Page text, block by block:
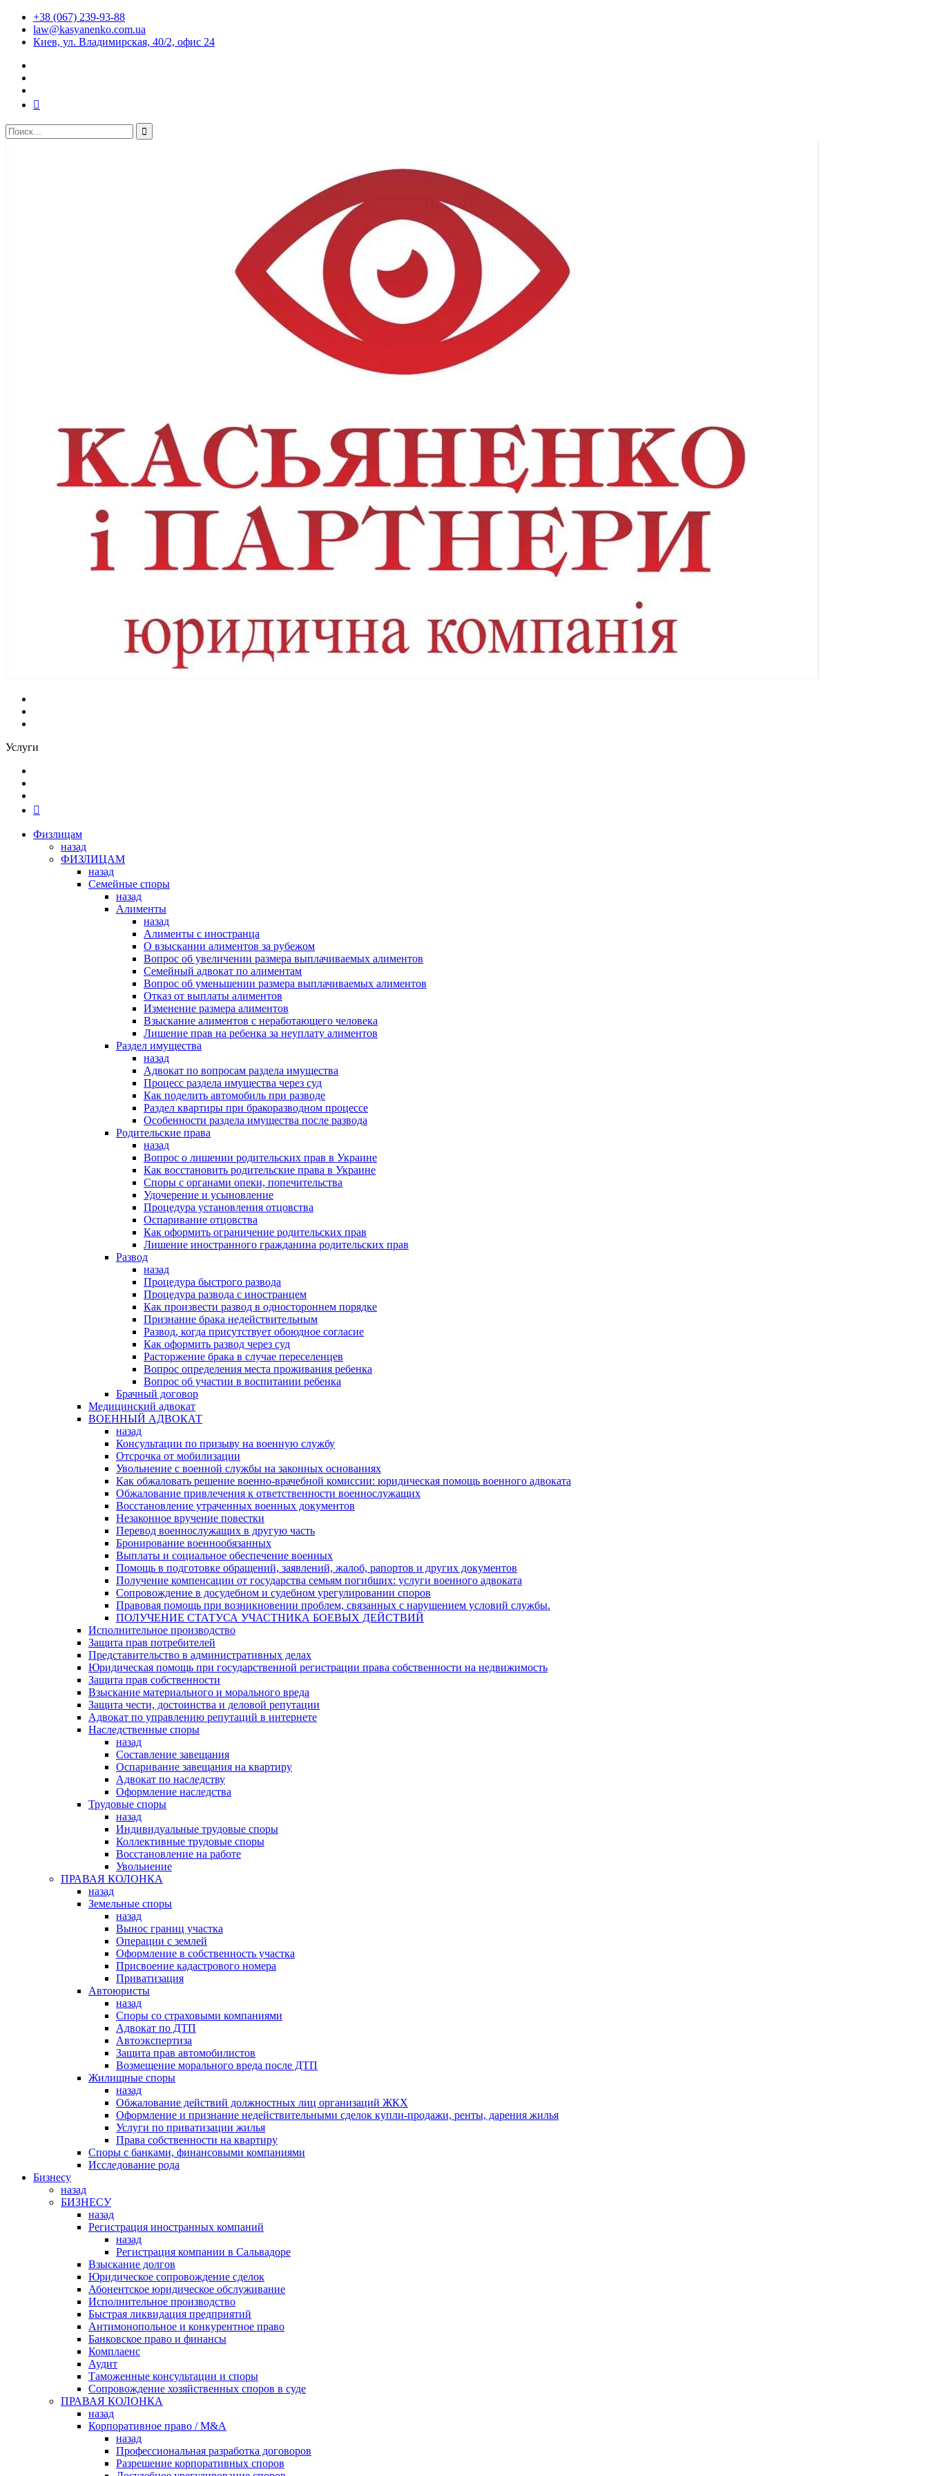
+38 (067) 239-93-88
law@kasyanenko.com.ua
Киев, ул. Владимирская, 40/2, офис 24
Услуги
Физлицам
назад
ФИЗЛИЦАМ
назад
Семейные споры
назад
Алименты
назад
Алименты с иностранца
О взыскании алиментов за рубежом
Вопрос об увеличении размера выплачиваемых алиментов
Семейный адвокат по алиментам
Вопрос об уменьшении размера выплачиваемых алиментов
Отказ от выплаты алиментов
Изменение размера алиментов
Взыскание алиментов с неработающего человека
Лишение прав на ребенка за неуплату алиментов
Раздел имущества
назад
Адвокат по вопросам раздела имущества
Процесс раздела имущества через суд
Как поделить автомобиль при разводе
Раздел квартиры при бракоразводном процессе
Особенности раздела имущества после развода
Родительские права
назад
Вопрос о лишении родительских прав в Украине
Как восстановить родительские права в Украине
Споры с органами опеки, попечительства
Удочерение и усыновление
Процедура установления отцовства
Оспаривание отцовства
Как оформить ограничение родительских прав
Лишение иностранного гражданина родительских прав
Развод
назад
Процедура быстрого развода
Процедура развода с иностранцем
Как произвести развод в одностороннем порядке
Признание брака недействительным
Развод, когда присутствует обоюдное согласие
Как оформить развод через суд
Расторжение брака в случае переселенцев
Вопрос определения места проживания ребенка
Вопрос об участии в воспитании ребенка
Брачный договор
Медицинский адвокат
ВОЕННЫЙ АДВОКАТ
назад
Консультации по призыву на военную службу
Отсрочка от мобилизации
Увольнение с военной службы на законных основаниях
Как обжаловать решение военно-врачебной комиссии: юридическая помощь военного адвоката
Обжалование привлечения к ответственности военнослужащих
Восстановление утраченных военных документов
Незаконное вручение повестки
Перевод военнослужащих в другую часть
Бронирование военнообязанных
Выплаты и социальное обеспечение военных
Помощь в подготовке обращений, заявлений, жалоб, рапортов и других документов
Получение компенсации от государства семьям погибших: услуги военного адвоката
Сопровождение в досудебном и судебном урегулировании споров
Правовая помощь при возникновении проблем, связанных с нарушением условий службы.
ПОЛУЧЕНИЕ СТАТУСА УЧАСТНИКА БОЕВЫХ ДЕЙСТВИЙ
Исполнительное производство
Защита прав потребителей
Представительство в административных делах
Юридическая помощь при государственной регистрации права собственности на недвижимость
Защита прав собственности
Взыскание материального и морального вреда
Защита чести, достоинства и деловой репутации
Адвокат по управлению репутаций в интернете
Наследственные споры
назад
Составление завещания
Оспаривание завещания на квартиру
Адвокат по наследству
Оформление наследства
Трудовые споры
назад
Индивидуальные трудовые споры
Коллективные трудовые споры
Восстановление на работе
Увольнение
ПРАВАЯ КОЛОНКА
назад
Земельные споры
назад
Вынос границ участка
Операции с землей
Оформление в собственность участка
Присвоение кадастрового номера
Приватизация
Автоюристы
назад
Споры со страховыми компаниями
Адвокат по ДТП
Автоэкспертиза
Защита прав автомобилистов
Возмещение морального вреда после ДТП
Жилищные споры
назад
Обжалование действий должностных лиц организаций ЖКХ
Оформление и признание недействительными сделок купли-продажи, ренты, дарения жилья
Услуги по приватизации жилья
Права собственности на квартиру
Cпоры с банками, финансовыми компаниями
Исследование рода
Бизнесу
назад
БИЗНЕСУ
назад
Регистрация иностранных компаний
назад
Регистрация компании в Сальвадоре
Взыскание долгов
Юридическое сопровождение сделок
Абонентское юридическое обслуживание
Исполнительное производство
Быстрая ликвидация предприятий
Антимонопольное и конкурентное право
Банковское право и финансы
Комплаенс
Аудит
Таможенные консультации и споры
Сопровождение хозяйственных споров в суде
ПРАВАЯ КОЛОНКА
назад
Корпоративное право / M&A
назад
Профессиональная разработка договоров
Разрешение корпоративных споров